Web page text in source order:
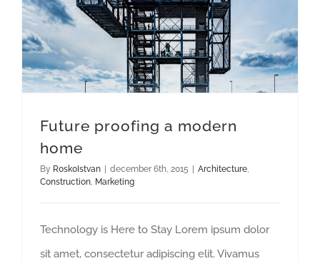
Future proofing a modern
home
By R0sk0Istvan | december 6th, 2015 | Architecture
Construction Marketing
Technology is Here to Stay Lorem ipsum dolor
sit amet, consectetur adipiscing elit. Vivamus